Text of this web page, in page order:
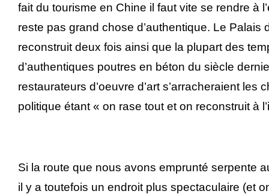
fait du tourisme en Chine il faut vite se rendre à
reste pas grand chose d’authentique. Le Palais
reconstruit deux fois ainsi que la plupart des
d’authentiques poutres en béton du siècle
restaurateurs d’oeuvre d’art s’arracheraient les
politique étant « on rase tout et on reconstruit à
Si la route que nous avons emprunté serpente
il y a toutefois un endroit plus spectaculaire (et